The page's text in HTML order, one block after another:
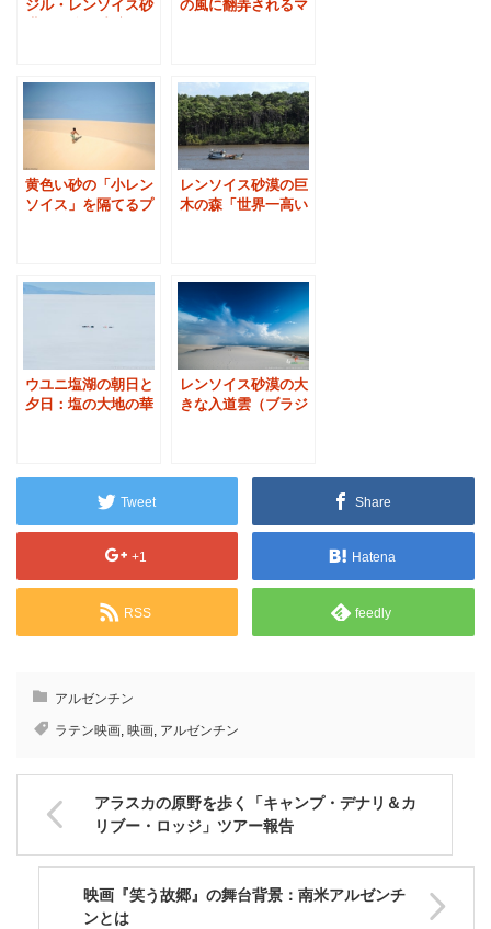
ジル・レンソイス砂
の風に翻弄されるマ
黄色い砂の「小レン
ソイス」を隔てるプ
レンソイス砂漠の巨
木の森「世界一高い
ウユニ塩湖の朝日と
夕日：塩の大地の華
レンソイス砂漠の大
きな入道雲（ブラジ
Tweet Share
+1 Hatena
RSS feedly
アルゼンチン
ラテン映画, 映画, アルゼンチン
アラスカの原野を歩く「キャンプ・デナリ＆カ
リブー・ロッジ」ツアー報告
映画『笑う故郷』の舞台背景：南米アルゼンチ
ンとは